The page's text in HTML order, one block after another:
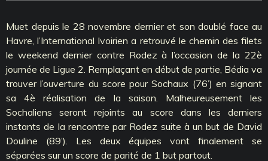
Muet depuis le 28 novembre dernier et son doublé face au
Havre, l’International Ivoirien a retrouvé le chemin des filets
le weekend dernier contre Rodez à l’occasion de la 22è
journée de Ligue 2. Remplaçant en début de partie, Bédia va
trouver l’ouverture du score pour Sochaux (76’) en signant
sa 4è réalisation de la saison. Malheureusement les
Sochaliens seront rejoints au score dans les derniers
instants de la rencontre par Rodez suite à un but de David
Douline (89’). Les deux équipes vont finalement se
séparées sur un score de parité de 1 but partout.